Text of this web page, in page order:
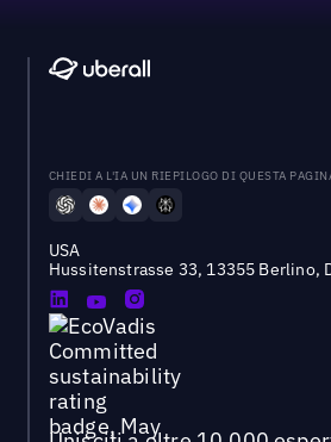
CHIEDI A L'IA UN RIEPILOGO DI QUESTA
USA
Hussitenstrasse 33, 13355 Berlino,